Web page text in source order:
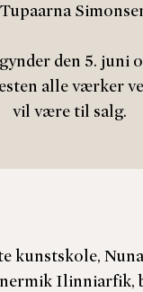
den 5. juni
alle værker
vil være til salg.
kunstskole,
Ilinniarfik,